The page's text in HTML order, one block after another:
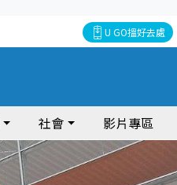
U GO搵好去處
社會 影片專區